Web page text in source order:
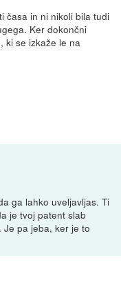
časa in ni nikoli bila tudi
Ker dokončni
ki se izkaže le na
ga lahko uveljavljas. Ti
je tvoj patent slab
Je pa jeba, ker je to